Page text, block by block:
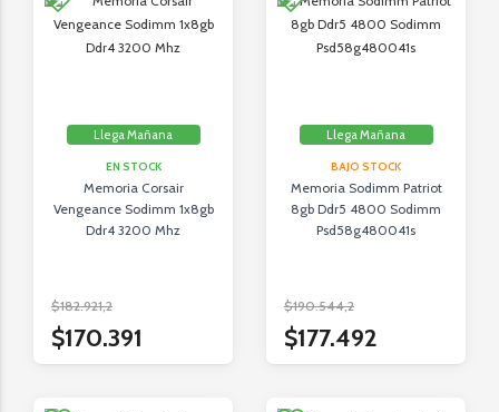
Llega Mañana
EN STOCK
Memoria Corsair
Vengeance Sodimm 1x8gb
Ddr4 3200 Mhz
$182.921,2
$170.391
Llega Mañana
BAJO STOCK
Memoria Sodimm Patriot
8gb Ddr5 4800 Sodimm
Psd58g480041s
$190.544,2
$177.492